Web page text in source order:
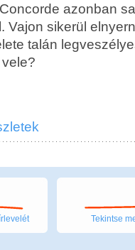
azonban
Vajon sikerül
talán
Tekintse